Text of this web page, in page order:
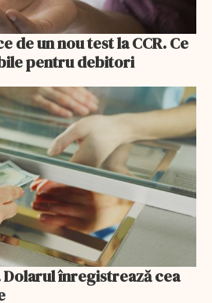
de un nou test la CCR. Ce
pentru debitori
înregistrează cea